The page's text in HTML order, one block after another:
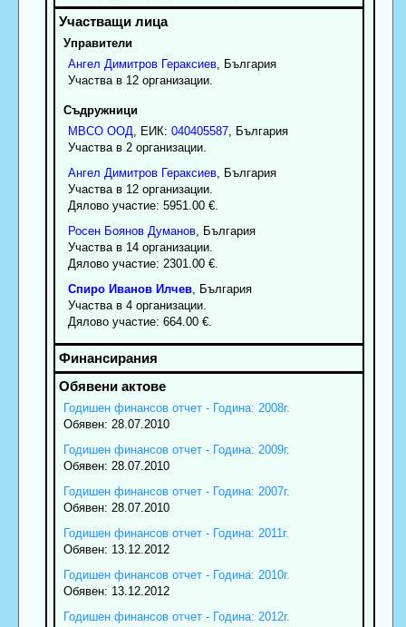
Управители
Ангел Димитров Гераксиев, България
Участва в 12 организации.
Съдружници
МВСО ООД, ЕИК: 040405587, България
Участва в 2 организации.
Ангел Димитров Гераксиев, България
Участва в 12 организации.
Дялово участие: 5951.00 €.
Росен Боянов Думанов, България
Участва в 14 организации.
Дялово участие: 2301.00 €.
Спиро Иванов Илчев, България
Участва в 4 организации.
Дялово участие: 664.00 €.
Годишен финансов отчет - Година: 2008г.
Обявен: 28.07.2010
Годишен финансов отчет - Година: 2009г.
Обявен: 28.07.2010
Годишен финансов отчет - Година: 2007г.
Обявен: 28.07.2010
Годишен финансов отчет - Година: 2011г.
Обявен: 13.12.2012
Годишен финансов отчет - Година: 2010г.
Обявен: 13.12.2012
Годишен финансов отчет - Година: 2012г.